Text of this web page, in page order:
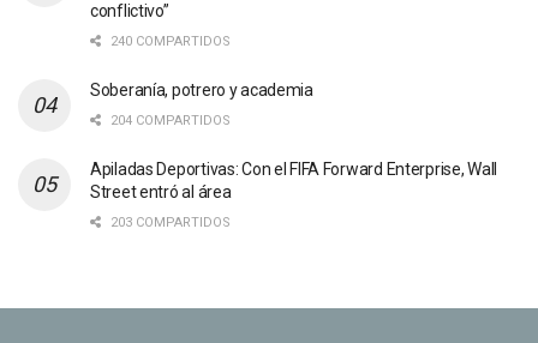
conflictivo”
240 COMPARTIDOS
Soberanía, potrero y academia
204 COMPARTIDOS
Apiladas Deportivas: Con el FIFA Forward Enterprise, Wall
Street entró al área
203 COMPARTIDOS